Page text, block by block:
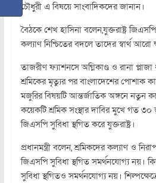
চৌধুরী এ বিষয়ে সাংবাদিকদের জানান।
বৈঠকে শেখ হাসিনা বলেন,যুক্তরাষ্ট্র
কল্যাণ নিশ্চিতের বদলে তাদের স্বার্থ আরো
তাজরীণ ফ্যাশনসে অগ্নিকাণ্ড ও রানা
শ্রমিকের মৃত্যুর পর বাংলাদেশের পোশাক
মজুরির বিষয়টি আন্তর্জাতিক অঙ্গনে
কয়েকটি শ্রমিক সংস্থার দাবির মুখে গত ৩০
জিএসপি সুবিধা স্থগিত করে যুক্তরাষ্ট্র।
প্রধানমন্ত্রী বলেন, শ্রমিকদের কল্যাণ ও
জিএসপি সুবিধা স্থগিত সমর্থনযোগ্য নয়।
সুবিধা স্থগিতও সমর্থনযোগ্য নয়।